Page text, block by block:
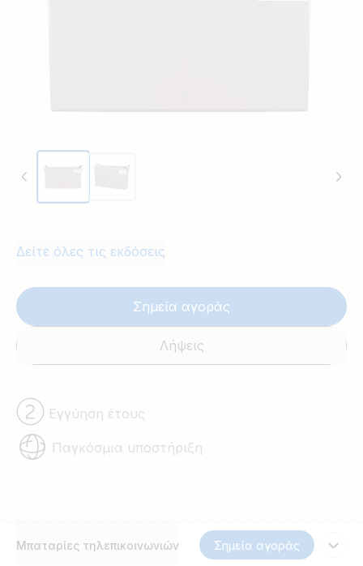
Δείτε όλες τις εκδόσεις
Σημεία αγοράς
Λήψεις
Εγγύηση έτους
Παγκόσμια υποστήριξη
Μπαταρίες τηλεπικοινωνιών Σημεία αγοράς